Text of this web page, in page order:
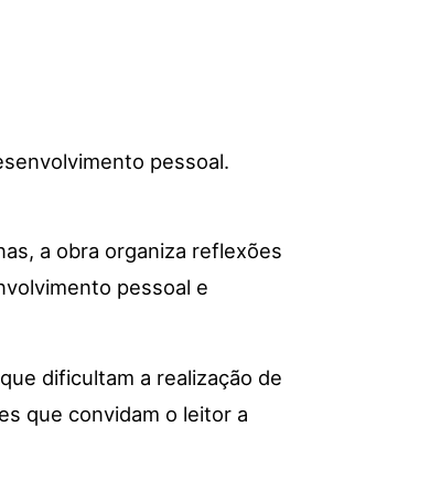
pessoal.
a obra organiza reflexões
pessoal e
dificultam a realização de
que convidam o leitor a